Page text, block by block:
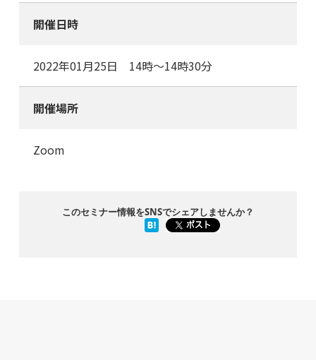
開催日時
2022年01月25日 14時～14時30分
開催場所
Zoom
このセミナー情報をSNSでシェアしませんか？